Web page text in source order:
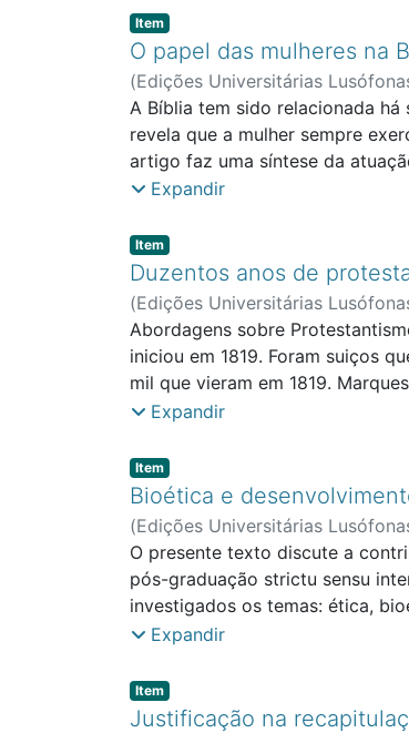
Um outro viés que se procura
respetivas comunidades
Item type:
Item,
O papel das mulheres na
(Edições Universitárias
A Bíblia tem sido relacionada
revela que a mulher sempre
artigo faz uma síntese da
levantando apenas a ponta do
Expandir
Item type:
Item,
Duzentos anos de
(Edições Universitárias
Abordagens sobre
iniciou em 1819. Foram suiços
mil que vieram em 1819.
cantão de Berna. Na Holanda
Expandir
Item type:
Item,
Bioética e
(Edições Universitárias
O presente texto discute a
pós-graduação strictu sensu
investigados os temas: ética,
discussão dos resultados foram
do Desenvolvimento
compatível com o
Expandir
Item type:
Item,
Justificação na